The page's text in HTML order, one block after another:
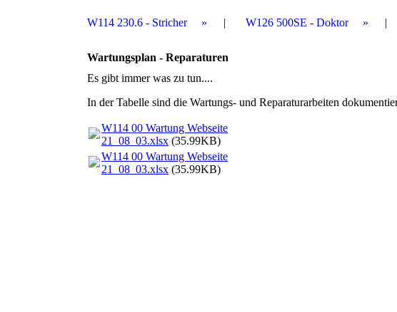
W114 230.6 - Stricher W126 500SE - Doktor
Wartungsplan - Reparaturen
Es gibt immer was zu tun....
In der Tabelle sind die Wartungs- und Reparaturarbeiten
W114 00 Wartung Webseite
21_08_03.xlsx (35.99KB)
W114 00 Wartung Webseite
21_08_03.xlsx (35.99KB)